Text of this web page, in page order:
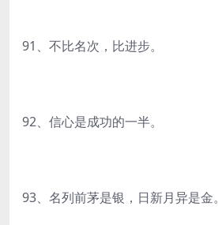
91、不比名次，比进步。
92、信心是成功的一半。
93、名列前茅是银，日新月异是金。